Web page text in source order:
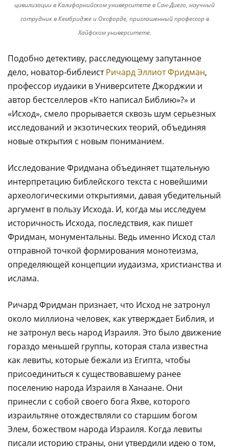
цивилизации в Калифорнийском университете в Сан-Диего, научный
сотрудник в Кембридже и Оксфорде, приглашенный профессор в
Хайфском университете.
Подобно детективу, расследующему запутанное
дело, новатор-библеистРичард Эллиот Фридман,
профессор иудаики в Университете Джорджии и
автор бестселлеров «Кто написал Библию»?» и
«Исход», смело прорывается сквозь шум серьезных
исследований и экзотических теорий, объединяя
новые открытия с новым пониманием.
Исследование Фридмана объединяет тщательную
интерпретацию библейского текста с новейшими
археологическими открытиями, давая убедительный
аргумент в пользу Исхода. И, когда мы исследуем
историчность Исхода, последствия, как пишет
Фридман, монументальны. Ведь именно Исход стал
отправной точкой формирования монотеизма,
определяющей концепции иудаизма, христианства и
ислама.
Ричард Фридман признает, что Исход не затронул
около миллиона человек, как утверждает Библия, и
не затронул весь народ Израиля. Это было движение
гораздо меньшей группы, которая стала известна
как левиты, которые бежали из Египта, чтобы
присоединиться к существовавшему ранее
поселению народа Израиля в Ханаане. Они
принесли с собой своего бога Яхве, которого
израильтяне отождествляли со старшим богом
Элем, божеством народа Израиля. Когда левиты
писали историю страны, они утвердили идею о том,